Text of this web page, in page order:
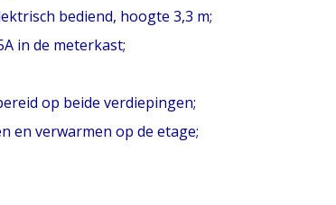
bediend, hoogte 3,3 m;
in de meterkast;
op beide verdiepingen;
en verwarmen op de etage;